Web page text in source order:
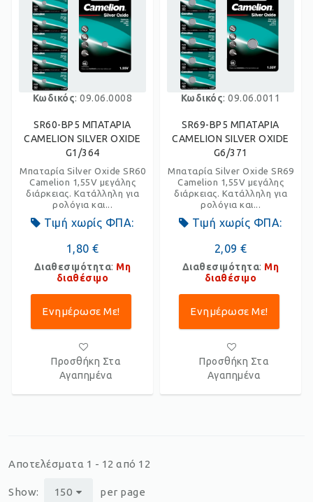
Κωδικός: 09.06.0008
SR60-BP5 ΜΠΑΤΑΡΙΑ
CAMELION SILVER OXIDE
G1/364
Μπαταρία Silver Oxide SR60
Camelion 1,55V μεγάλης
διάρκειας. Κατάλληλη για
ρολόγια και...
Τιμή χωρίς ΦΠΑ:
1,80 €
Διαθεσιμότητα: Μη
διαθέσιμο
Ενημέρωσε Με!
Προσθήκη Στα
Αγαπημένα
Κωδικός: 09.06.0011
SR69-BP5 ΜΠΑΤΑΡΙΑ
CAMELION SILVER OXIDE
G6/371
Μπαταρία Silver Oxide SR69
Camelion 1,55V μεγάλης
διάρκειας. Κατάλληλη για
ρολόγια και...
Τιμή χωρίς ΦΠΑ:
2,09 €
Διαθεσιμότητα: Μη
διαθέσιμο
Ενημέρωσε Με!
Προσθήκη Στα
Αγαπημένα
Αποτελέσματα 1 - 12 από 12
Show: 150 per page